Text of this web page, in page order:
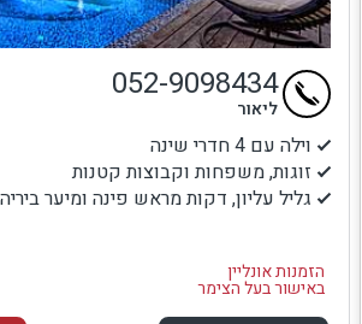
וילה עם 4 חדרי שינה
זוגות, משפחות וקבוצות קטנות
גליל עליון, דקות מראש פינה ומיער ביריה
הזמנות אונליין
באישור בעל הצימר
052-9098434
ליאור